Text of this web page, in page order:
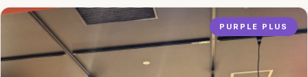
PURPLE PLUS